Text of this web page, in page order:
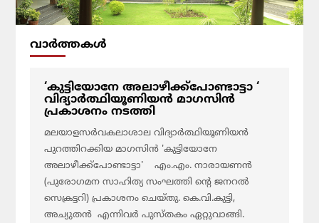
വാര്‍ത്തകള്‍
‘കുട്ടിയോനേ അലാഴീക്ക്‌പോണ്ടാട്ടാ ‘
വിദ്യാര്‍ത്ഥിയൂണിയന്‍ മാഗസിന്‍
പ്രകാശനം നടത്തി
മലയാളസര്‍വകലാശാല വിദ്യാര്‍ത്ഥിയൂണിയന്‍
പുറത്തിറക്കിയ മാഗസിന്‍ 'കുട്ടിയോനേ
അലാഴീക്ക്‌പോണ്ടാട്ടാ' എം.എം. നാരായണന്‍
(പുരോഗമന സാഹിത്യ സംഘത്തി ന്റെ ജനറല്‍
സെക്രട്ടറി) പ്രകാശനം ചെയ്തു. കെ.വി.കുട്ടി,
അച്യുതന്‍ എന്നിവര്‍ പുസ്തകം ഏറ്റുവാങ്ങി.